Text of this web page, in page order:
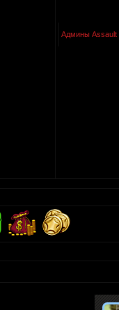
Админы Assault